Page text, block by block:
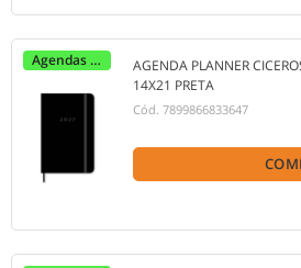
Agendas 2027
AGENDA PLANNER
14X21 PRETA
Cód. 7899866833647